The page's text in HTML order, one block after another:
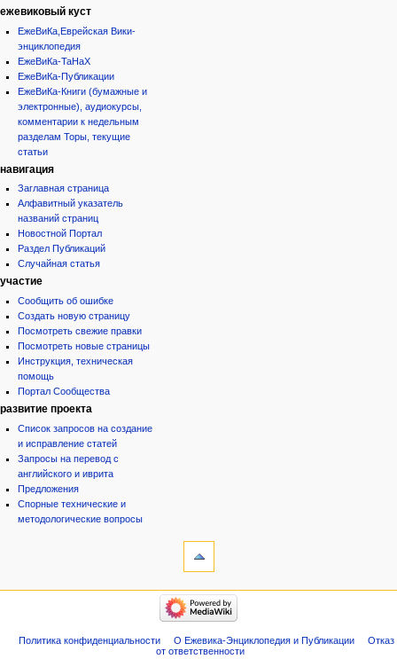
ежевиковый куст
ЕжеВиКа,Еврейская Вики-
энциклопедия
ЕжеВиКа-ТаНаХ
ЕжеВиКа-Публикации
ЕжеВиКа-Книги (бумажные и
электронные), аудиокурсы,
комментарии к недельным
разделам Торы, текущие
статьи
навигация
Заглавная страница
Алфавитный указатель
названий страниц
Новостной Портал
Раздел Публикаций
Случайная статья
участие
Сообщить об ошибке
Создать новую страницу
Посмотреть свежие правки
Посмотреть новые страницы
Инструкция, техническая
помощь
Портал Сообщества
развитие проекта
Список запросов на создание
и исправление статей
Запросы на перевод с
английского и иврита
Предложения
Спорные технические и
методологические вопросы
категории
Народ
Политика конфиденциальности О Ежевика-Энциклопедия и Публикации
Отказ
от ответственности